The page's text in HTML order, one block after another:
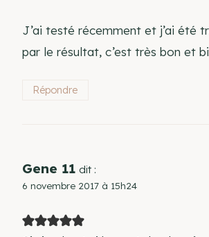
J’ai testé récemment et j’ai été
par le résultat, c’est très bon et
Répondre
Gene 11 dit :
6 novembre 2017 à 15h24